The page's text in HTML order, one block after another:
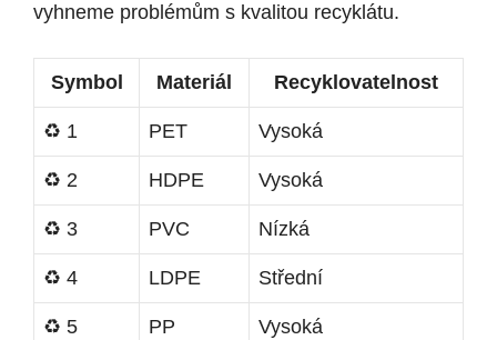
vyhneme problémům s kvalitou recyklátu.
Symbol Materiál Recyklovatelnost
♻️ 1 PET Vysoká
♻️ 2 HDPE Vysoká
♻️ 3 PVC Nízká
♻️ 4 LDPE Střední
♻️ 5 PP Vysoká